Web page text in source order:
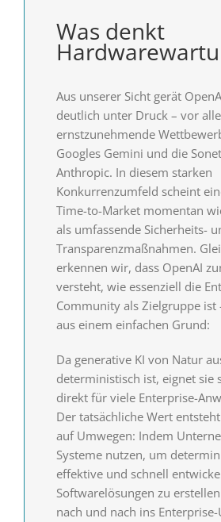
Was denkt
Aus unserer Sicht gerät
deutlich unter Druck – vor
ernstzunehmende
Googles Gemini und die
Anthropic. In diesem starken
Konkurrenzumfeld scheint
Time-to-Market momentan
als umfassende Sicherheits-
Transparenzmaßnahmen.
erkennen wir, dass OpenAI
versteht, wie essenziell die
Community als Zielgruppe ist
aus einem einfachen Grund:
Da generative KI von Natur
deterministisch ist, eignet sie
direkt für viele Enterprise-
Der tatsächliche Wert
auf Umwegen: Indem
Systeme nutzen, um
effektive und schnell
Softwarelösungen zu
nach und nach ins